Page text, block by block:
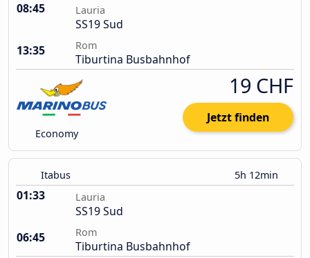
08:45 Lauria
SS19 Sud
13:35
Rom
Tiburtina Busbahnhof
Economy
19 CHF
Jetzt finden
Itabus 5h 12min
01:33 Lauria
SS19 Sud
06:45
Rom
Tiburtina Busbahnhof